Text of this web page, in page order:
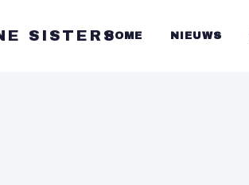
HOME NIEUWS